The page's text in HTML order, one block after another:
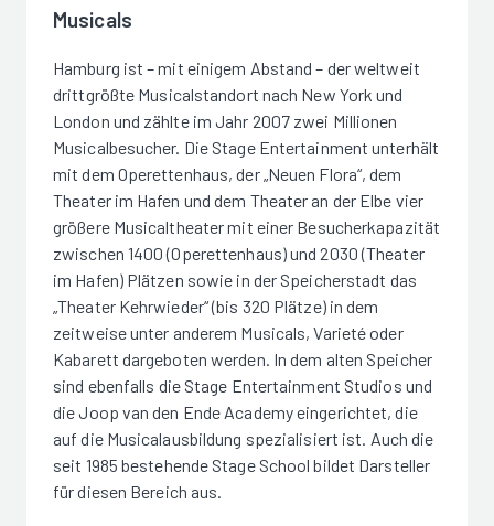
Musicals
Hamburg ist – mit einigem Abstand – der weltweit
drittgrößte Musicalstandort nach New York und
London und zählte im Jahr 2007 zwei Millionen
Musicalbesucher. Die Stage Entertainment unterhält
mit dem Operettenhaus, der „Neuen Flora“, dem
Theater im Hafen und dem Theater an der Elbe vier
größere Musicaltheater mit einer Besucherkapazität
zwischen 1400 (Operettenhaus) und 2030 (Theater
im Hafen) Plätzen sowie in der Speicherstadt das
„Theater Kehrwieder“ (bis 320 Plätze) in dem
zeitweise unter anderem Musicals, Varieté oder
Kabarett dargeboten werden. In dem alten Speicher
sind ebenfalls die Stage Entertainment Studios und
die Joop van den Ende Academy eingerichtet, die
auf die Musicalausbildung spezialisiert ist. Auch die
seit 1985 bestehende Stage School bildet Darsteller
für diesen Bereich aus.